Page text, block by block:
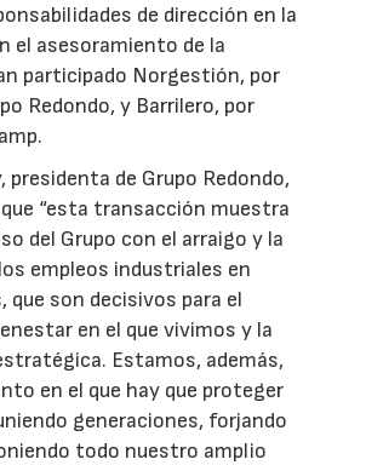
de dirección en la
el asesoramiento de la
participado Norgestión, por
Redondo, y Barrilero, por
presidenta de Grupo Redondo,
“esta transacción muestra
del Grupo con el arraigo y la
empleos industriales en
que son decisivos para el
en el que vivimos y la
Estamos, además,
en el que hay que proteger
generaciones, forjando
todo nuestro amplio